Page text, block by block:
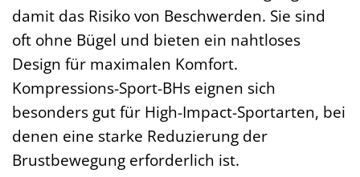
damit das Risiko von Beschwerden. Sie sind
oft ohne Bügel und bieten ein nahtloses
Design für maximalen Komfort.
Kompressions-Sport-BHs eignen sich
besonders gut für High-Impact-Sportarten, bei
denen eine starke Reduzierung der
Brustbewegung erforderlich ist.